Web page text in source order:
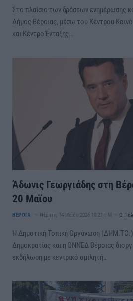
Στο πλαίσιο των δράσεων ενημέρωσης
Δήμος Βέροιας, μέσω του Κέντρου
και Κέντρο Ένταξης…
Άδωνις Γεωργιάδης στη
20 Μαϊου
ΒΕΡΟΙΑ Πέμπτη, 14 Μαΐου 2026 10:21 ΠΜ Ο
Η Δημοτική Τοπική Οργάνωση (ΔΗΜ.ΤΟ.)
Δημοκρατίας και η ΟΝΝΕΔ Βέροιας
εκδήλωση με κεντρικό ομιλητή…